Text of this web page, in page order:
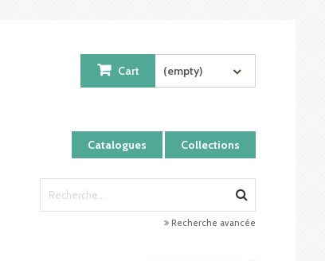
Catalogues Collections
Cart (empty)
Recherche avancée